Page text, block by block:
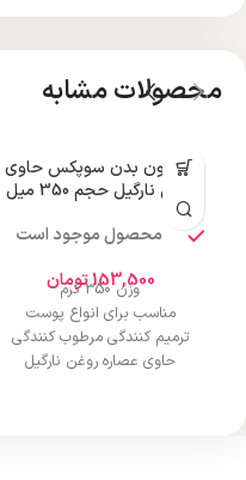
محصولات مشابه
لوسیون بدن سوپکس حاوی
روغن نارگیل حجم 350 میل
محصول موجود است
153,500تومان
وزن 350 گرم
مناسب برای انواع پوست
ترمیم کنندگی مرطوب کنندگی
حاوی عصاره روغن نارگیل